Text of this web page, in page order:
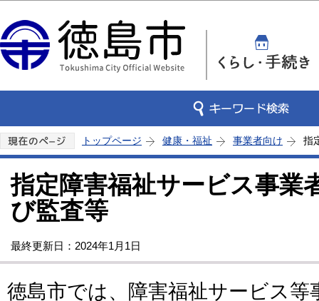
トップページ 健康・福祉 事業者向け 指
指定障害福祉サービス事業
び監査等
最終更新日：2024年1月1日
徳島市では、障害福祉サービス等